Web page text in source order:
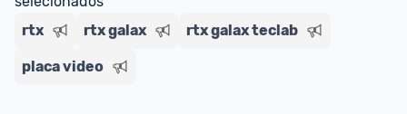
rtx
rtx galax rtx galax teclab
placa video